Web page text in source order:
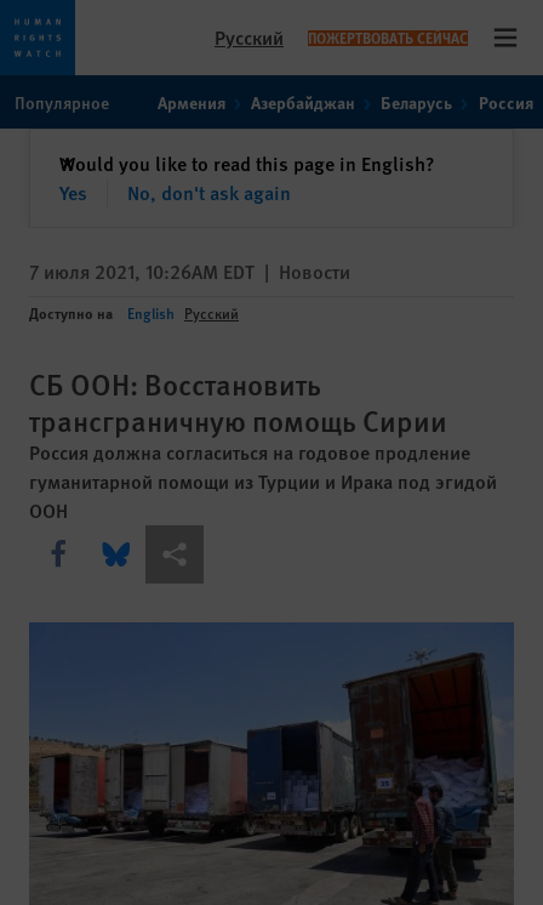
toto
content
Русский ПОЖЕРТВОВАТЬ СЕЙЧАС
Популярное Армения Азербайджан Беларусь Россия
Would you like to read this page in English?
Yes
No, don't ask again
✕закрыть
7 июля 2021, 10:26AM EDT | Новости
Доступно на English Русский
СБ ООН: Восстановить
трансграничную помощь Сирии
Россия должна согласиться на годовое продление
гуманитарной помощи из Турции и Ирака под эгидой
ООН
Share this via Facebook
Share this via Bluesky
Share this via Поделиться